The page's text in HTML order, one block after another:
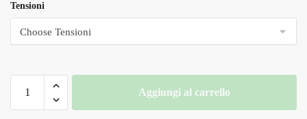
Tensioni
PharmaCBD
Delta
Aggiungi al carrello